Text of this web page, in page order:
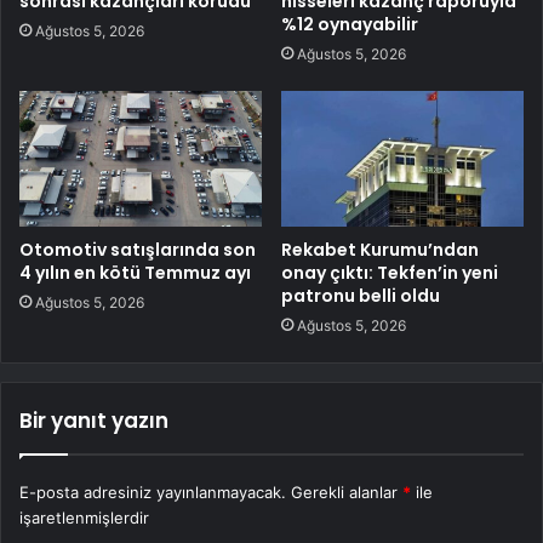
Ağustos 5, 2026
%12 oynayabilir
Ağustos 5, 2026
Otomotiv satışlarında son
4 yılın en kötü Temmuz ayı
Ağustos 5, 2026
Rekabet Kurumu’ndan
onay çıktı: Tekfen’in yeni
patronu belli oldu
Ağustos 5, 2026
Bir yanıt yazın
E-posta adresiniz yayınlanmayacak. Gerekli alanlar * ile
işaretlenmişlerdir